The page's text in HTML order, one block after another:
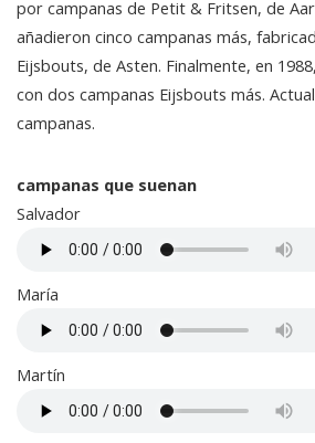
por campanas de Petit & Fritsen, de
añadieron cinco campanas más,
Eijsbouts, de Asten. Finalmente, en
con dos campanas Eijsbouts más.
campanas.
campanas que suenan
Salvador
María
Martín